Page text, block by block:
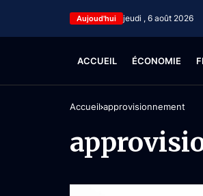
Aujoud'hui jeudi , 6 août 2026
ACCUEIL ÉCONOMIE
Accueil approvisionnement